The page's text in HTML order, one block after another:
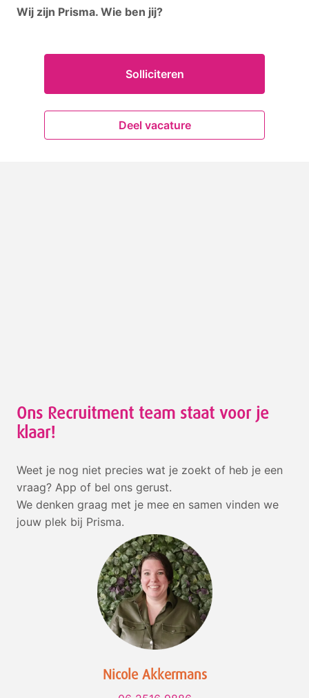
Wij zijn Prisma. Wie ben jij?
Solliciteren
Deel vacature
Ons Recruitment team staat voor je
klaar!
Weet je nog niet precies wat je zoekt of heb je een
vraag? App of bel ons gerust.
We denken graag met je mee en samen vinden we
jouw plek bij Prisma.
Nicole Akkermans